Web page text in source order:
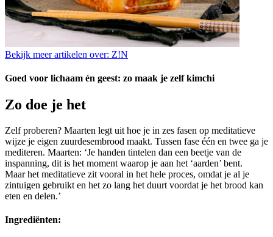
Bekijk meer artikelen over: Z!N
Goed voor lichaam én geest: zo maak je zelf kimchi
Zo doe je het
Zelf proberen? Maarten legt uit hoe je in zes fasen op meditatieve
wijze je eigen zuurdesembrood maakt. Tussen fase één en twee ga je
mediteren. Maarten: ‘Je handen tintelen dan een beetje van de
inspanning, dit is het moment waarop je aan het ‘aarden’ bent.
Maar het meditatieve zit vooral in het hele proces, omdat je al je
zintuigen gebruikt en het zo lang het duurt voordat je het brood kan
eten en delen.’
Ingrediënten: